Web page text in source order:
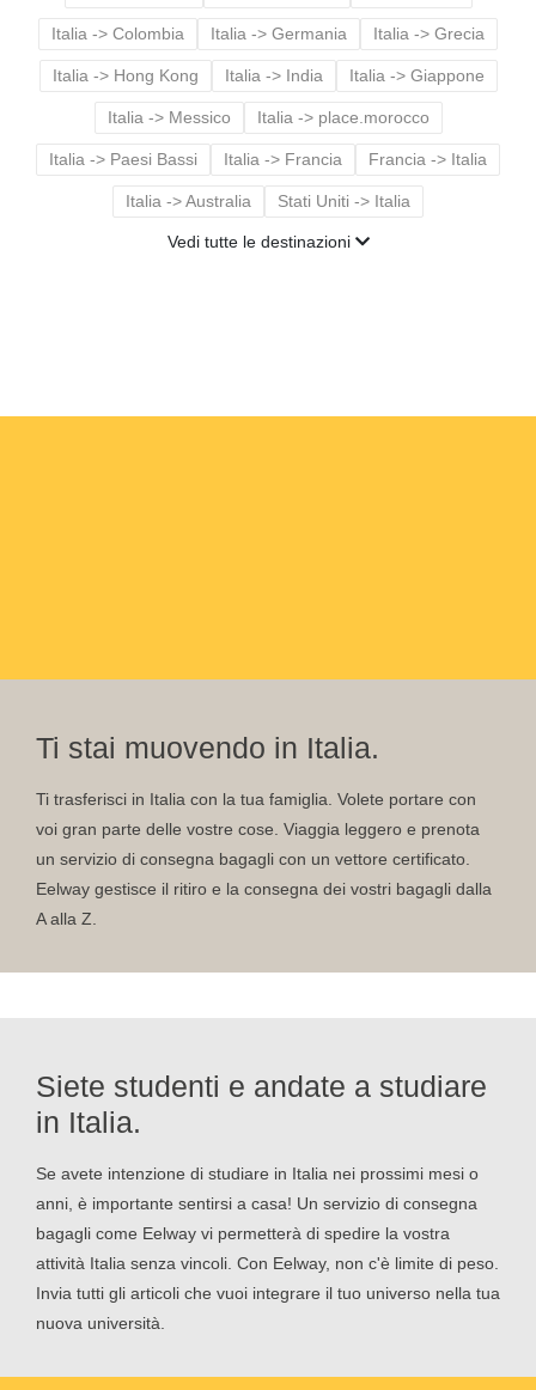
Italia -> Colombia Italia -> Germania Italia -> Grecia
Italia -> Hong Kong Italia -> India Italia -> Giappone
Italia -> Messico Italia -> place.morocco
Italia -> Paesi Bassi Italia -> Francia Francia -> Italia
Italia -> Australia Stati Uniti -> Italia
Vedi tutte le destinazioni
Ti stai muovendo in Italia.
Ti trasferisci in Italia con la tua famiglia. Volete portare con
voi gran parte delle vostre cose. Viaggia leggero e prenota
un servizio di consegna bagagli con un vettore certificato.
Eelway gestisce il ritiro e la consegna dei vostri bagagli dalla
A alla Z.
Siete studenti e andate a studiare
in Italia.
Se avete intenzione di studiare in Italia nei prossimi mesi o
anni, è importante sentirsi a casa! Un servizio di consegna
bagagli come Eelway vi permetterà di spedire la vostra
attività Italia senza vincoli. Con Eelway, non c'è limite di peso.
Invia tutti gli articoli che vuoi integrare il tuo universo nella tua
nuova università.